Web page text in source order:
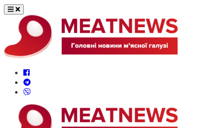
Перейти
вмісту